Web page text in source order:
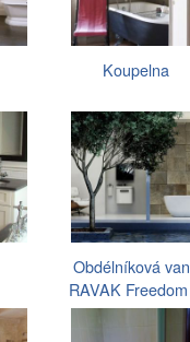
Koupelna
Obdélníková
RAVAK